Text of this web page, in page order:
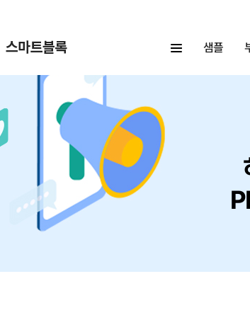
샘플